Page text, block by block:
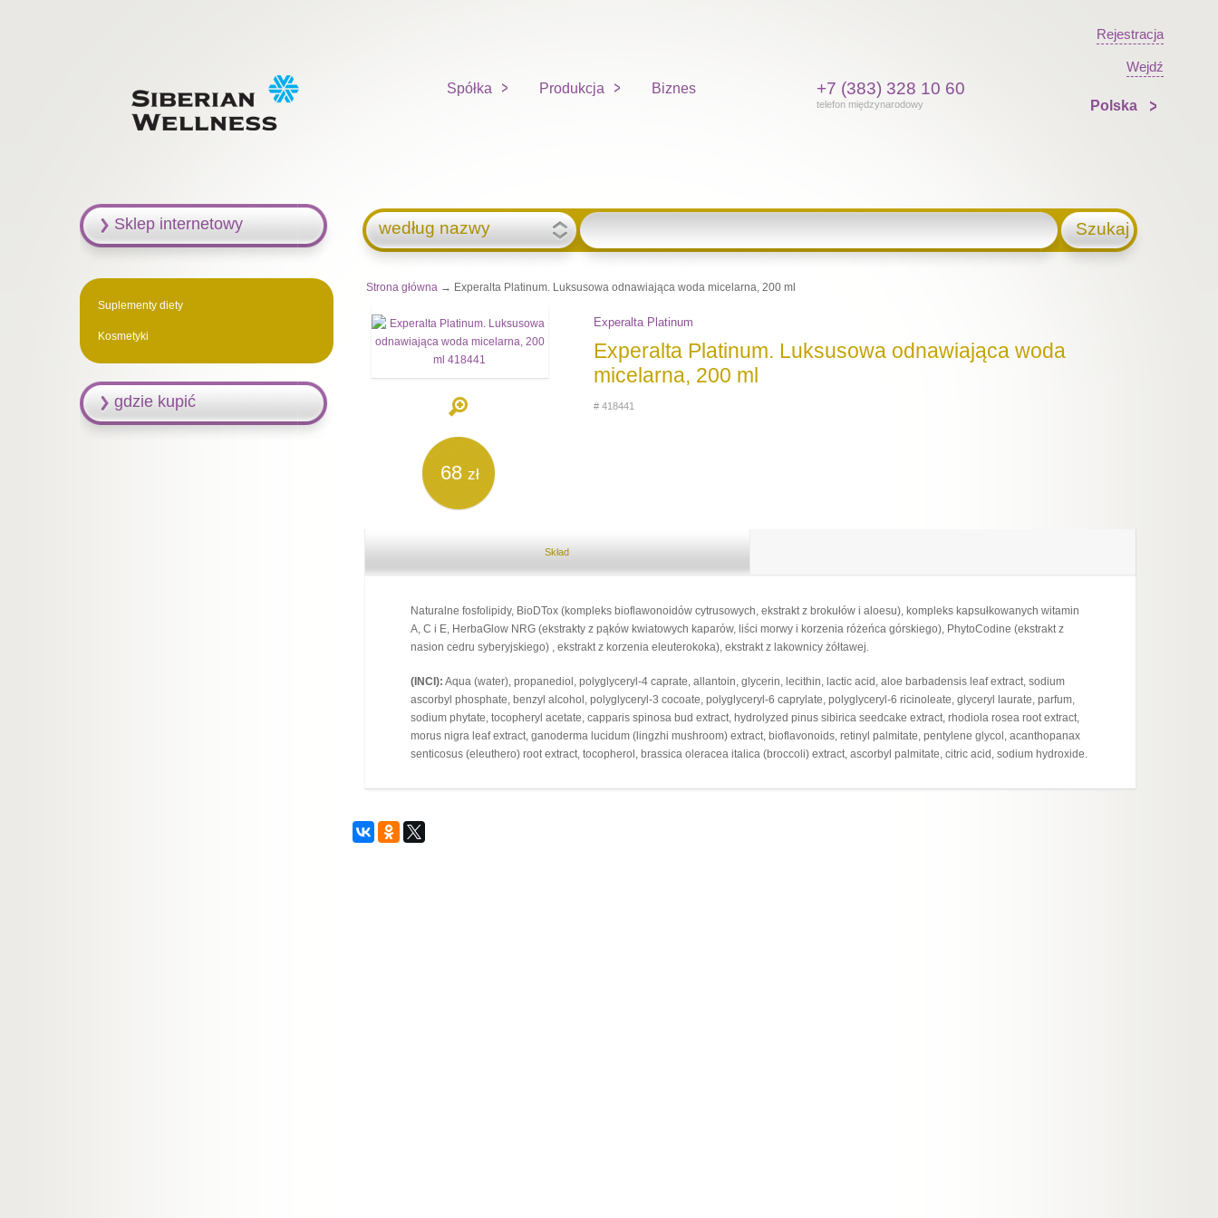
Spółka Produkcja Biznes +7 (383) 328 10 60
telefon międzynarodowy
Rejestracja
Wejdź
Polska
według nazwy Szukaj
Strona główna → Experalta Platinum. Luksusowa odnawiająca woda micelarna, 200 ml
68 zł
Experalta Platinum
Experalta Platinum. Luksusowa odnawiająca woda
micelarna, 200 ml
# 418441
Skład
Naturalne fosfolipidy, BioDTox (kompleks bioflawonoidów cytrusowych, ekstrakt z brokułów i aloesu), kompleks kapsułkowanych witamin
A, C i E, HerbaGlow NRG (ekstrakty z pąków kwiatowych kaparów, liści morwy i korzenia różeńca górskiego), PhytoCodine (ekstrakt z
nasion cedru syberyjskiego) , ekstrakt z korzenia eleuterokoka), ekstrakt z lakownicy żółtawej.
(INCI): Aqua (water), рropanediol, polyglyceryl-4 caprate, allantoin, glycerin, lecithin, lactic acid, aloe barbadensis leaf extract, sodium
ascorbyl phosphate, benzyl alcohol, polyglyceryl-3 cocoate, polyglyceryl-6 caprylate, polyglyceryl-6 ricinoleate, glyceryl laurate, parfum,
sodium phytate, tocopheryl acetate, capparis spinosa bud extract, hydrolyzed pinus sibirica seedcake extract, rhodiola rosea root extract,
morus nigra leaf extract, ganoderma lucidum (lingzhi mushroom) extract, bioflavonoids, retinyl palmitate, pentylene glycol, acanthopanax
senticosus (eleuthero) root extract, tocopherol, brassica oleracea italica (broccoli) extract, ascorbyl palmitate, citric acid, sodium hydroxide.
Sklep internetowy
Suplementy diety
Kosmetyki
gdzie kupić